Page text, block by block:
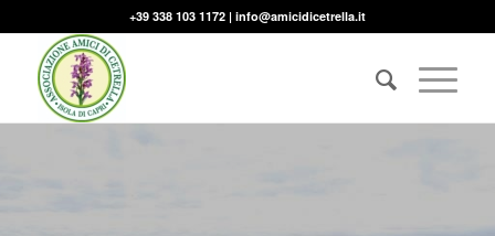
+39 338 103 1172 | info@amicidicetrella.it